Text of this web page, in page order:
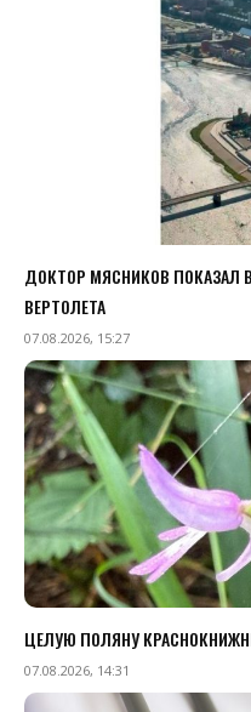
ДОКТОР МЯСНИКОВ ПОКАЗАЛ
ВЕРТОЛЕТА
07.08.2026, 15:27
ЦЕЛУЮ ПОЛЯНУ
07.08.2026, 14:31